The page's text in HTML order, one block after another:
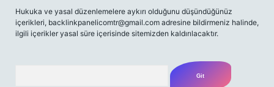
Hukuka ve yasal düzenlemelere aykırı olduğunu düşündüğünüz
içerikleri, backlinkpanelicomtr@gmail.com adresine bildirmeniz halinde,
ilgili içerikler yasal süre içerisinde sitemizden kaldırılacaktır.